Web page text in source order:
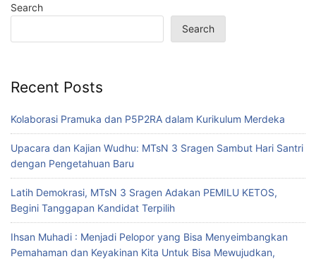
Search
Search
Recent Posts
Kolaborasi Pramuka dan P5P2RA dalam Kurikulum Merdeka
Upacara dan Kajian Wudhu: MTsN 3 Sragen Sambut Hari Santri
dengan Pengetahuan Baru
Latih Demokrasi, MTsN 3 Sragen Adakan PEMILU KETOS,
Begini Tanggapan Kandidat Terpilih
Ihsan Muhadi : Menjadi Pelopor yang Bisa Menyeimbangkan
Pemahaman dan Keyakinan Kita Untuk Bisa Mewujudkan,